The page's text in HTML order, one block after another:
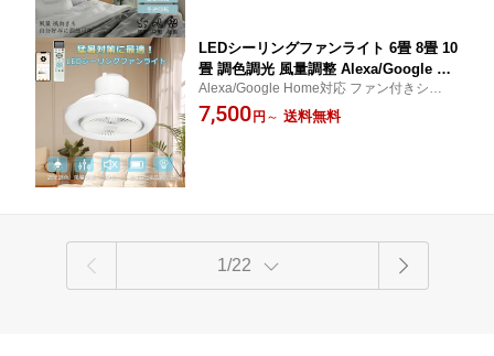
LEDシーリングファンライト 6畳 8畳 10
畳 調色調光 風量調整 Alexa/Google Ho
me対応 リモコン付き スマホ操作 シー
リングファンライト サーキュレーター
Alexa/Google Home対応 ファン付きシーリ
ングライト LED シーリングファンライト D
Cモーター シーリングファンライト LED 調
7,500 円 ～ 送料無料
1/22